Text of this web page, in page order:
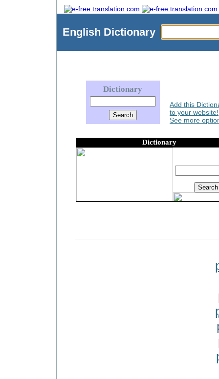
English Dictionary
Dictionary
Add this
to your website!
See more
Dictionary